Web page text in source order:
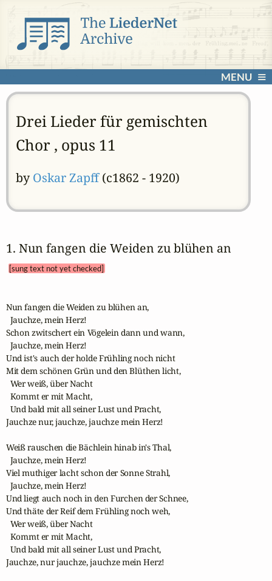
MENU
Drei Lieder für gemischten
Chor , opus 11
by Oskar Zapff(c1862 - 1920)
1. Nun fangen die Weiden zu blühen an
[sung text not yet checked]
Nun fangen die Weiden zu blühen an,
  Jauchze, mein Herz!
Schon zwitschert ein Vögelein dann und wann,
  Jauchze, mein Herz!
Und ist's auch der holde Frühling noch nicht
Mit dem schönen Grün und den Blüthen licht,
  Wer weiß, über Nacht
  Kommt er mit Macht,
  Und bald mit all seiner Lust und Pracht,
Jauchze nur, jauchze, jauchze mein Herz!
Weiß rauschen die Bächlein hinab in's Thal,
  Jauchze, mein Herz!
Viel muthiger lacht schon der Sonne Strahl,
  Jauchze, mein Herz!
Und liegt auch noch in den Furchen der Schnee,
Und thäte der Reif dem Frühling noch weh,
  Wer weiß, über Nacht
  Kommt er mit Macht,
  Und bald mit all seiner Lust und Pracht,
Jauchze, nur jauchze, jauchze mein Herz!